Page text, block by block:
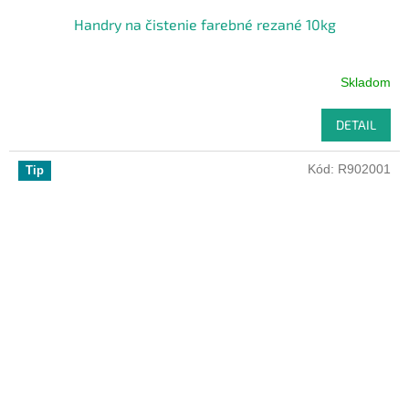
Handry na čistenie farebné rezané 10kg
Skladom
DETAIL
Tip Kód: R902001